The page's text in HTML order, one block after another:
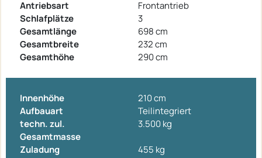
Antriebsart
Frontantrieb
Schlafplätze
3
Gesamtlänge
698 cm
Gesamtbreite
232 cm
Gesamthöhe
290 cm
Innenhöhe
210 cm
Aufbauart
Teilintegriert
techn. zul.
Gesamtmasse
3.500 kg
Zuladung
455 kg